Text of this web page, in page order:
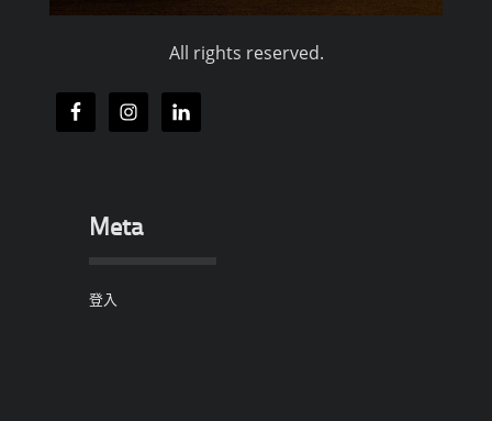
All rights reserved.
Meta
登入